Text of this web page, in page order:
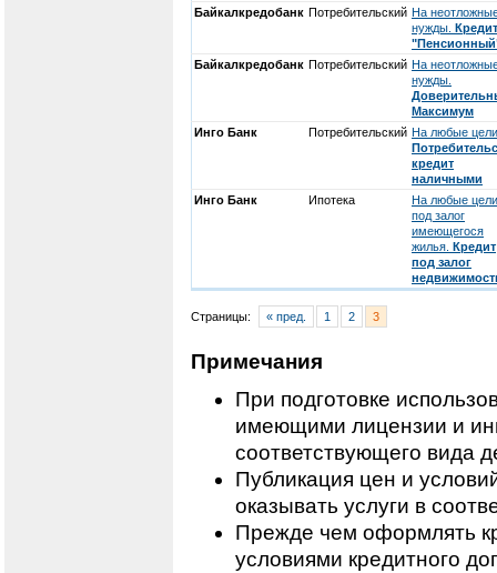
Байкалкредобанк Потребительский На
нужды. Кредит
Байкалкредобанк Потребительский На
нужды.
Максимум
Инго Банк
Потребительский На любые
кредит
наличными
Инго Банк
Ипотека
На любые цели
под залог
имеющегося
жилья. Кредит
под залог
Страницы: « пред. 1 2 3
Примечания
При подготовке
имеющими лицензии и
соответствующего вида
Публикация цен и
оказывать услуги в
Прежде чем оформлять
условиями кредитного